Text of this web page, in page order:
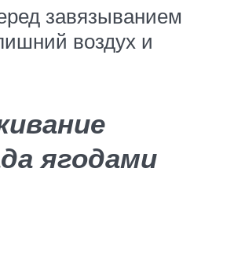
завязыванием
воздух и
ягодами